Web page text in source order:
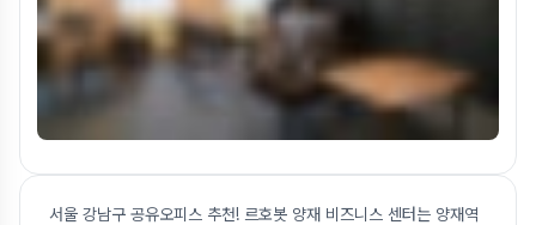
서울 강남구 공유오피스 추천! 르호봇 양재 비즈니스 센터는 양재역